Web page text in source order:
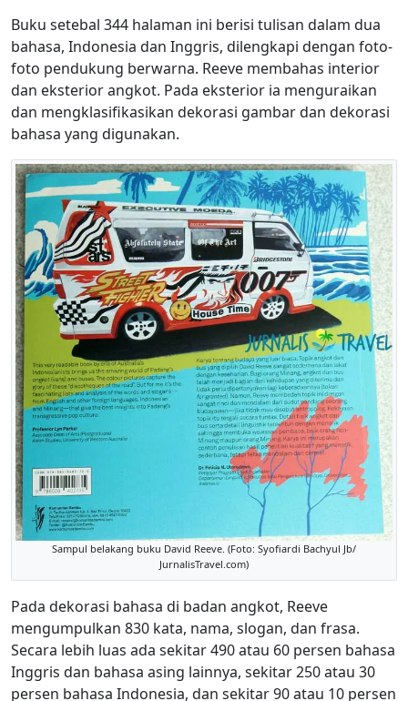
Buku setebal 344 halaman ini berisi tulisan dalam dua
bahasa, Indonesia dan Inggris, dilengkapi dengan foto-
foto pendukung berwarna. Reeve membahas interior
dan eksterior angkot. Pada eksterior ia menguraikan
dan mengklasifikasikan dekorasi gambar dan dekorasi
bahasa yang digunakan.
Sampul belakang buku David Reeve. (Foto: Syofiardi Bachyul Jb/
JurnalisTravel.com)
Pada dekorasi bahasa di badan angkot, Reeve
mengumpulkan 830 kata, nama, slogan, dan frasa.
Secara lebih luas ada sekitar 490 atau 60 persen bahasa
Inggris dan bahasa asing lainnya, sekitar 250 atau 30
persen bahasa Indonesia, dan sekitar 90 atau 10 persen